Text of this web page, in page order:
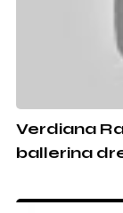
Verdiana
ballerina